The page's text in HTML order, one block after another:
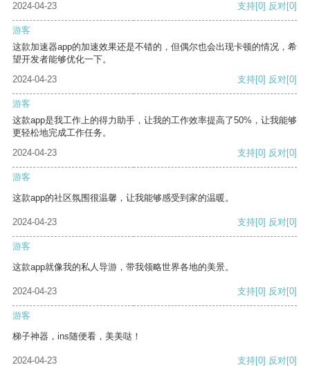
2024-04-23 支持[0] 反对[0]
游客
这款加速器app的加速效果还是不错的，但偶尔也会出现卡顿的情况，希
望开发者能够优化一下。
2024-04-23
支持[0] 反对[0]
游客
这款app是我工作上的得力助手，让我的工作效率提高了50%，让我能够
更轻松地完成工作任务。
2024-04-23
支持[0] 反对[0]
游客
这款app的社区氛围很温馨，让我能够感受到家的温暖。
2024-04-23 支持[0] 反对[0]
游客
这款app就像我的私人导游，带我领略世界各地的美景。
2024-04-23 支持[0] 反对[0]
游客
梯子神器，ins随便看，美美哒！
2024-04-23 支持[0] 反对[0]